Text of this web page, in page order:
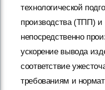
технологической
производства (ТПП) и
непосредственно
ускорение вывода
соответствие
требованиям и